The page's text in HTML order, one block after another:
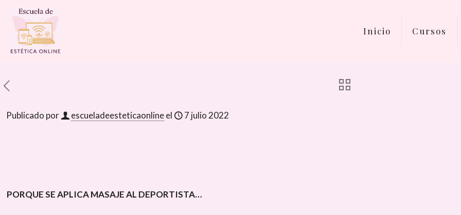
Inicio Cursos
Publicado por escueladeesteticaonlineel 7 julio 2022
PORQUE SE APLICA MASAJE AL DEPORTISTA…